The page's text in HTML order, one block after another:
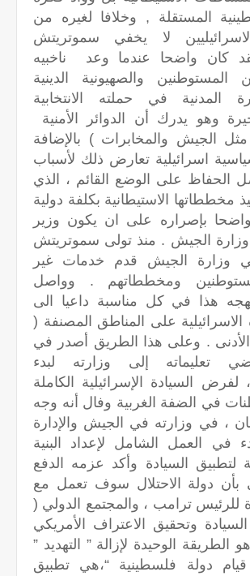
المستقلة , وخلافا لغيره من
لا يخفي سموتريتش
كان واضحا عندما وعد ناخبيه
المستوطنين والصهيونية الدينية
المدنية في حملته الانتخابية
وهو يدرك أن الدوائر الأمنية
( مثل الجيش والمخابرات ) بالإضافة
اسرائيلية تعارض ذلك لأسباب
الحفاظ على الوضع القائم ، الذي
مخططاتها الاستيطانية بكلفة دولية
بإصراره على ان يكون وزير
الجيش . منذ تولى سموتريتش
وزارة الجيش قدم خدمات غير
ومخططاتهم . وواصل
هذا في كل مناسبة داعيا الى
على المناطق المصنفة (
. وعلى هذا الطريق أصدر في
تعليماته إلى وزارته لبدء
لفرض السيادة الإسرائيلية الكاملة
في الضفة الغربية وفال أنه وجه
، في وزارته في الجيش والإدارة
في العمل الشامل لإعداد البنية
لتطبيق السيادة وأكد عزمه الدفع
بأن دولة الاحتلال سوف تعمل مع
للرئيس ترامب ، والمجتمع الدولي (
وتحقيق الاعتراف الأمريكي
الطريقة الوحيدة لإزالة ” التهديد ”
دولة فلسطينية “،هي تطبيق